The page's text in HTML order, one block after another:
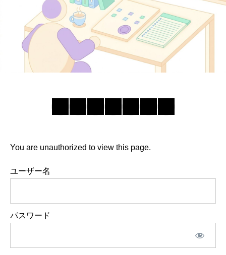
You are unauthorized to view this page.
ユーザー名
パスワード